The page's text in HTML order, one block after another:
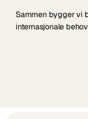
Sammen bygger vi
internasjonale